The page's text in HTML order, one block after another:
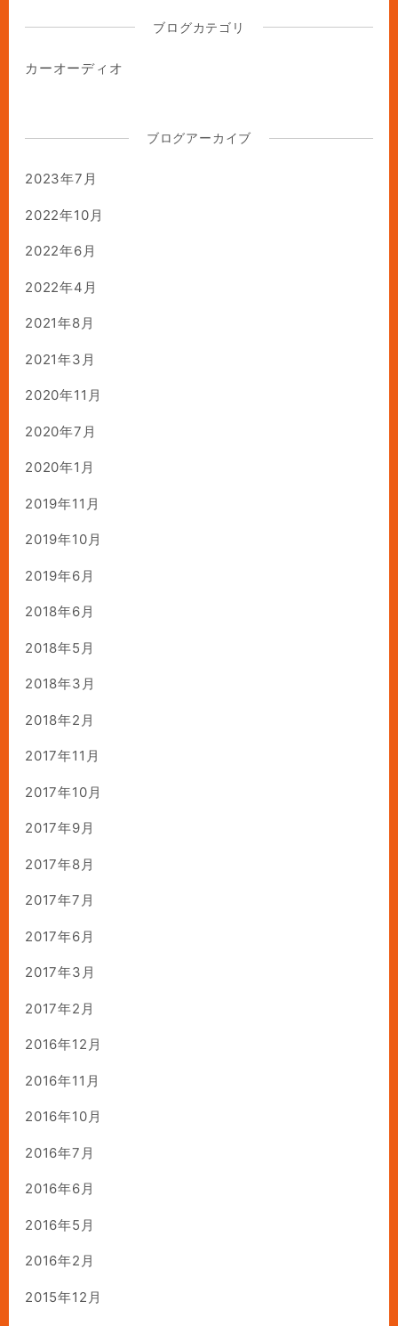
ブログカテゴリ
カーオーディオ
ブログアーカイブ
2023年7月
2022年10月
2022年6月
2022年4月
2021年8月
2021年3月
2020年11月
2020年7月
2020年1月
2019年11月
2019年10月
2019年6月
2018年6月
2018年5月
2018年3月
2018年2月
2017年11月
2017年10月
2017年9月
2017年8月
2017年7月
2017年6月
2017年3月
2017年2月
2016年12月
2016年11月
2016年10月
2016年7月
2016年6月
2016年5月
2016年2月
2015年12月